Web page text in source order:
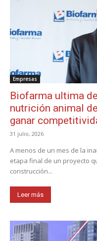
Empresas
Biofarma ultima
nutrición animal
ganar
31 julio, 2026
A menos de un mes de la
etapa final de un proyecto
construcción...
Leer más